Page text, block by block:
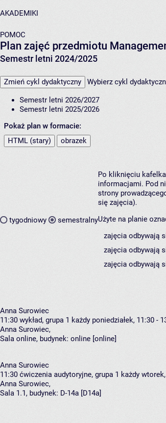
AKADEMIKI
POMOC
Plan zajęć przedmiotu
Semestr letni 2024/2025
Zmień cykl dydaktyczny Wybierz cykl
Semestr letni 2026/2027
Semestr letni 2025/2026
Pokaż plan w formacie:
HTML (stary)
obrazek
tygodniowy semestralny
Po kliknięciu
informacjami. Pod
strony
się zajęcia).
Użyte na planie
zajęcia odbywają
zajęcia odbywają
zajęcia odbywają
Anna Surowiec
11:30 wykład, grupa 1 każdy poniedziałek, 11:30 -
Anna Surowiec,
Sala online, budynek: online [online]
Anna Surowiec
11:30 ćwiczenia audytoryjne, grupa 1 każdy
Anna Surowiec,
Sala 1.1, budynek: D-14a [D14a]